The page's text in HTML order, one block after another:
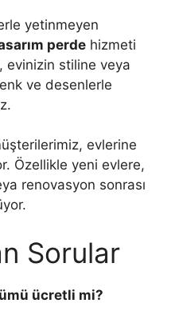
yetinmeyen
perde hizmeti
evinizin stiline veya
ve desenlerle
evlerine
Özellikle yeni evlere,
renovasyon sonrası
Sorular
ücretli mi?